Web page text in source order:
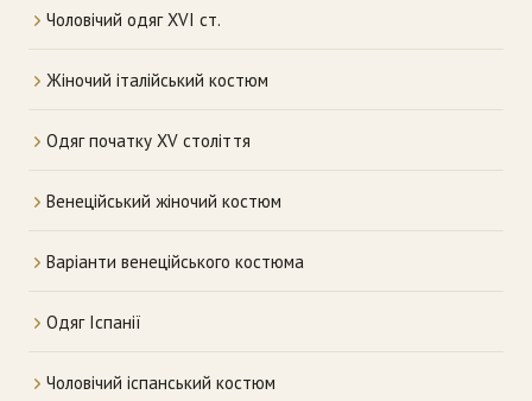
Чоловічий одяг XVI ст.
Жіночий італійський костюм
Одяг початку XV століття
Венеційський жіночий костюм
Варіанти венеційського костюма
Одяг Іспанії
Чоловічий іспанський костюм